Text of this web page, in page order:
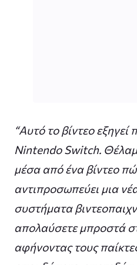
“Αυτό το βίντεο εξηγεί
Nintendo Switch.
μέσα από ένα βίντεο
αντιπροσωπεύει μια
συστήματα
απολαύσετε μπροστά
αφήνοντας τους